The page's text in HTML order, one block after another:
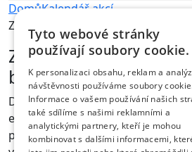
DomůKalendář akcí
Zveme vás na předvánoční
Zveme vás na
benefiční koncert
Dne 14. prosince se v kostele
evangelické v Hradci Králové
předvánoční benefiční koncert
Tyto webové stránky
používají soubory cookie.
K personalizaci obsahu, reklam a
návštěvnosti používáme soubory
Informace o vašem používání našich
také sdílíme s našimi reklamními a
analytickými partnery, kteří je mohou
kombinovat s dalšími informacemi,